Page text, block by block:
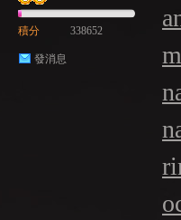
積分 338652
發消息